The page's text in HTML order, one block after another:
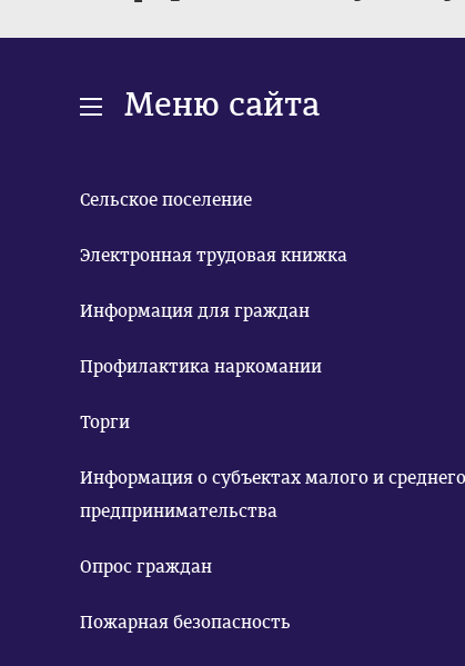
Меню сайта
Сельское поселение
Электронная трудовая книжка
Информация для граждан
Профилактика наркомании
Торги
Информация о субъектах малого и среднего
предпринимательства
Опрос граждан
Пожарная безопасность